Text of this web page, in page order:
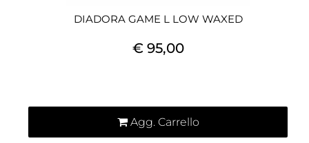
DIADORA GAME L LOW WAXED
€ 95,00
Agg. Carrello